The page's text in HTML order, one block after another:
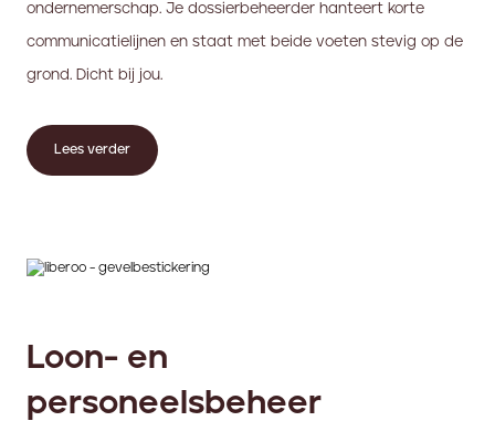
ondernemerschap. Je dossierbeheerder hanteert korte
communicatielijnen en staat met beide voeten stevig op de
grond. Dicht bij jou.
Lees verder
Loon- en
personeelsbeheer